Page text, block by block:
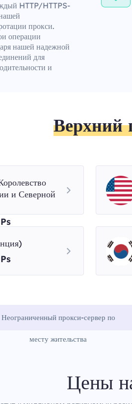
HTTP/HTTPS-
прокси.
операции
нашей надежной
для
и
Верхний
и Северной
Неограниченный прокси-сервер по
месту жительства
Цены